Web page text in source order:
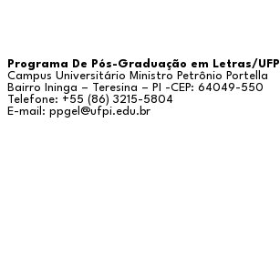
Programa De Pós-Graduação em Letras/UFPI
Campus Universitário Ministro Petrônio Portella
Bairro Ininga – Teresina – PI -CEP: 64049-550
Telefone: +55 (86) 3215-5804
E-mail: ppgel@ufpi.edu.br